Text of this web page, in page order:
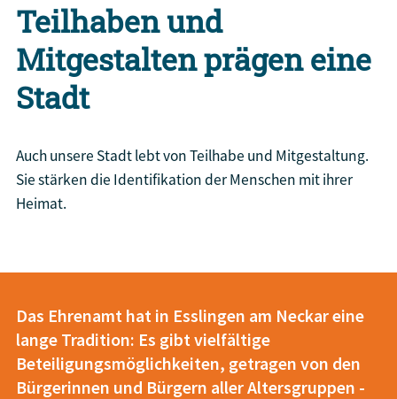
Teilhaben und
Mitgestalten prägen eine
Stadt
Auch unsere Stadt lebt von Teilhabe und Mitgestaltung.
Sie stärken die Identifikation der Menschen mit ihrer
Heimat.
Das Ehrenamt hat in Esslingen am Neckar eine
lange Tradition: Es gibt vielfältige
Beteiligungsmöglichkeiten, getragen von den
Bürgerinnen und Bürgern aller Altersgruppen -